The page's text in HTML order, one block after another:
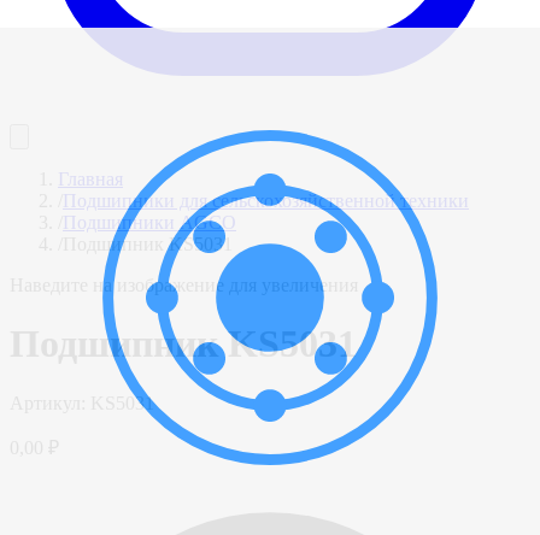
Главная
Подшипники для сельскохозяйственной техники
Подшипники AGCO
Подшипник KS5031
Наведите на изображение для увеличения
Подшипник KS5031
KS5031